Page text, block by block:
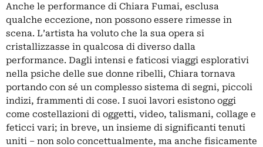
Anche le performance di Chiara Fumai, esclusa
qualche eccezione, non possono essere rimesse in
scena. L’artista ha voluto che la sua opera si
cristallizzasse in qualcosa di diverso dalla
performance. Dagli intensi e faticosi viaggi esplorativi
nella psiche delle sue donne ribelli, Chiara tornava
portando con sé un complesso sistema di segni, piccoli
indizi, frammenti di cose. I suoi lavori esistono oggi
come costellazioni di oggetti, video, talismani, collage e
feticci vari; in breve, un insieme di significanti tenuti
uniti – non solo concettualmente, ma anche fisicamente